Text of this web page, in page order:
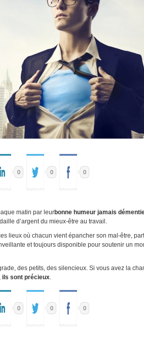
0 0 0
matin par leurbonne humeur jamais
d’argent du mieux-être au travail.
lieux où chacun vient épancher son mal-être,
et toujours disponible pour soutenir un
des petits, des silencieux. Si vous avez la
ils sont précieux.
0 0 0